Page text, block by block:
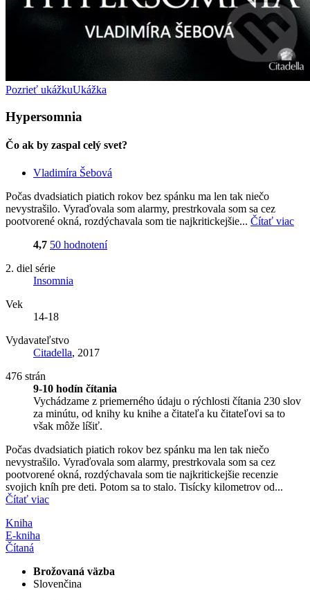
Pozrieť ukážkuUkážka
Hypersomnia
Čo ak by zaspal celý svet?
Vladimíra Šebová
Počas dvadsiatich piatich rokov bez spánku ma len tak niečo
nevystrašilo. Vyraďovala som alarmy, prestrkovala som sa cez
pootvorené okná, rozdýchavala som tie najkritickejšie... Čítať viac
4,7 50 hodnotení
2. diel série
Insomnia
Vek
14-18
Vydavateľstvo
Citadella, 2017
476 strán
9-10 hodín čítania
Vychádzame z priemerného údaju o rýchlosti čítania 230 slov
za minútu, od knihy ku knihe a čitateľa ku čitateľovi sa to
však môže líšiť.
Počas dvadsiatich piatich rokov bez spánku ma len tak niečo
nevystrašilo. Vyraďovala som alarmy, prestrkovala som sa cez
pootvorené okná, rozdýchavala som tie najkritickejšie recenzie
svojich kníh pre deti. Potom sa to stalo. Tisícky kilometrov od...
Čítať viac
Kniha
E-kniha
Čítaná
Brožovaná väzba
Slovenčina